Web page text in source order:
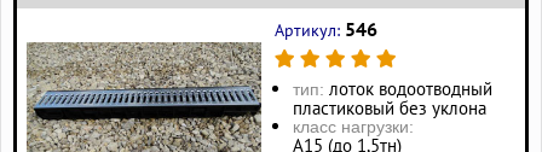
Артикул: 546
тип: лоток водоотводный
пластиковый без уклона
класс нагрузки:
А15 (до 1,5тн)